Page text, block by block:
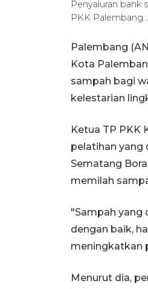
Penyaluran bank
PKK
Palembang
Kota
sampah bagi
kelestarian
Ketua TP PKK
pelatihan yang
Sematang
memilah
"Sampah yang
dengan baik,
meningkatkan
Menurut dia,